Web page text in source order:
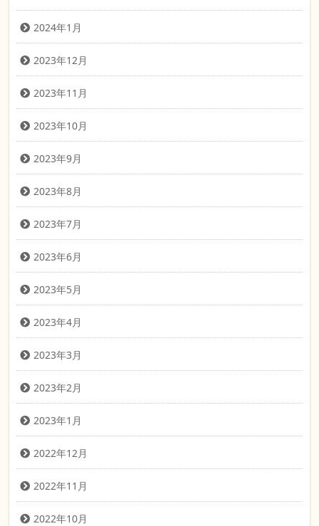
2024年1月
2023年12月
2023年11月
2023年10月
2023年9月
2023年8月
2023年7月
2023年6月
2023年5月
2023年4月
2023年3月
2023年2月
2023年1月
2022年12月
2022年11月
2022年10月